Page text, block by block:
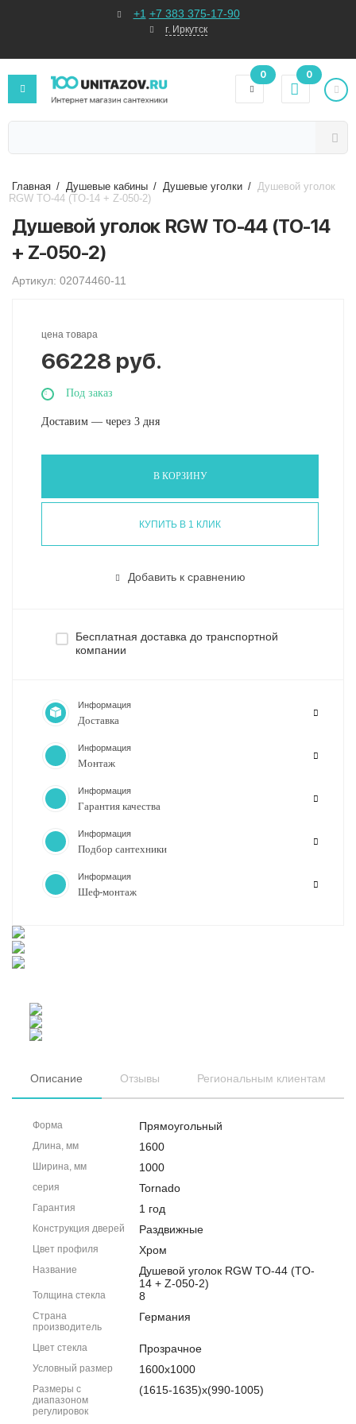
+1 +7 383 375-17-90
г. Иркутск
0 0
Главная / Душевые кабины / Душевые уголки / Душевой уголок
RGW TO-44 (TO-14 + Z-050-2)
Душевой уголок RGW TO-44 (TO-14
+ Z-050-2)
Артикул: 02074460-11
цена товара
66228 руб.
Под заказ
Доставим — через 3 дня
В КОРЗИНУ
КУПИТЬ В 1 КЛИК
Добавить к сравнению
Бесплатная доставка до транспортной
компании
Информация
Доставка
Информация
Монтаж
Информация
Гарантия качества
Информация
Подбор сантехники
Информация
Шеф-монтаж
Описание Отзывы Региональным клиентам
Форма Прямоугольный
Длина, мм 1600
Ширина, мм 1000
серия Tornado
Гарантия 1 год
Конструкция дверей Раздвижные
Цвет профиля Хром
Название
Душевой уголок RGW TO-44 (TO-
14 + Z-050-2)
Толщина стекла 8
Страна
производитель
Германия
Цвет стекла Прозрачное
Условный размер 1600x1000
Размеры с
диапазоном
регулировок
(1615-1635)x(990-1005)